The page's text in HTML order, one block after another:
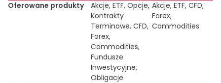
Oferowane produkty
Akcje, ETF, Opcje,
Kontrakty
Terminowe, CFD,
Forex,
Commodities,
Fundusze
Inwestycyjne,
Obligacje
Akcje, ETF, CFD,
Forex,
Commodities